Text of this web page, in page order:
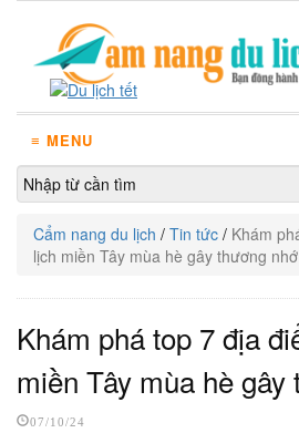
≡ MENU
Cẩm nang du lịch / Tin tức / Khám
lịch miền Tây mùa hè gây thương nhớ
Khám phá top 7 địa
miền Tây mùa hè
07/10/24